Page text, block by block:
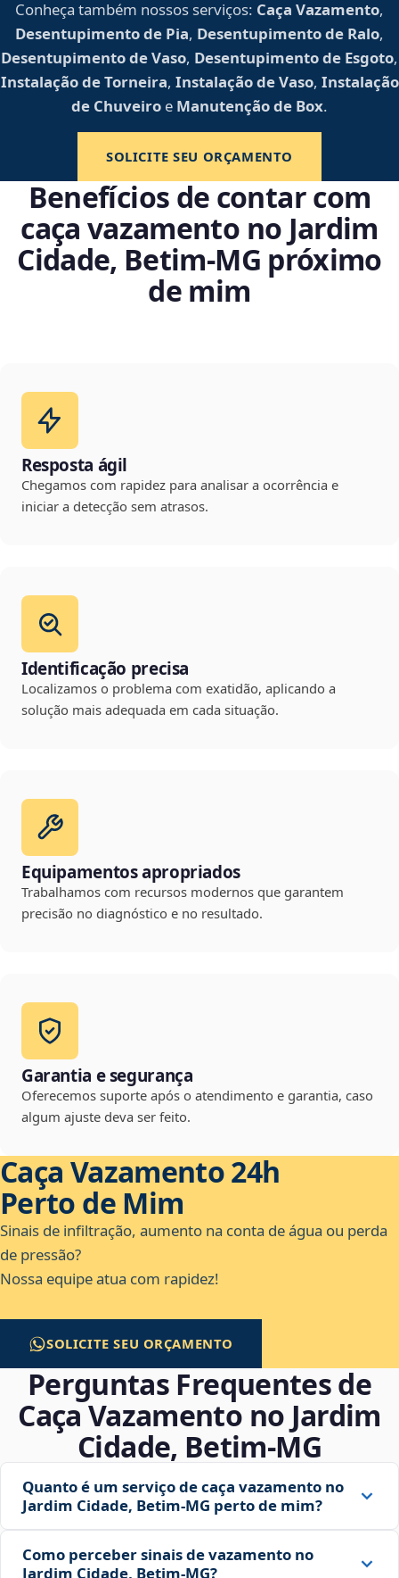
Conheça também nossos serviços: Caça Vazamento,
Desentupimento de Pia, Desentupimento de Ralo,
Desentupimento de Vaso, Desentupimento de Esgoto,
Instalação de Torneira, Instalação de Vaso, Instalação
de Chuveiro e Manutenção de Box.
SOLICITE SEU ORÇAMENTO
Benefícios de contar com
caça vazamento no Jardim
Cidade, Betim‑MG próximo
de mim
Resposta ágil
Chegamos com rapidez para analisar a ocorrência e
iniciar a detecção sem atrasos.
Identificação precisa
Localizamos o problema com exatidão, aplicando a
solução mais adequada em cada situação.
Equipamentos apropriados
Trabalhamos com recursos modernos que garantem
precisão no diagnóstico e no resultado.
Garantia e segurança
Oferecemos suporte após o atendimento e garantia, caso
algum ajuste deva ser feito.
Caça Vazamento 24h
Perto de Mim
Sinais de infiltração, aumento na conta de água ou perda
de pressão?
Nossa equipe atua com rapidez!
SOLICITE SEU ORÇAMENTO
Perguntas Frequentes de
Caça Vazamento no Jardim
Cidade, Betim‑MG
Quanto é um serviço de caça vazamento no
Jardim Cidade, Betim‑MG perto de mim?
Como perceber sinais de vazamento no
Jardim Cidade, Betim‑MG?